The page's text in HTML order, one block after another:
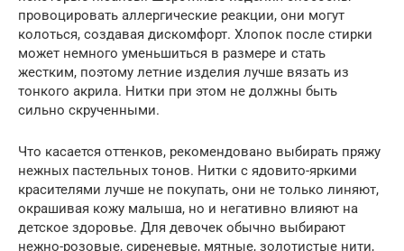
провоцировать аллергические реакции, они могут
колоться, создавая дискомфорт. Хлопок после стирки
может немного уменьшиться в размере и стать
жестким, поэтому летние изделия лучше вязать из
тонкого акрила. Нитки при этом не должны быть
сильно скрученными.
Что касается оттенков, рекомендовано выбирать пряжу
нежных пастельных тонов. Нитки с ядовито-яркими
красителями лучше не покупать, они не только линяют,
окрашивая кожу малыша, но и негативно влияют на
детское здоровье. Для девочек обычно выбирают
нежно-розовые, сиреневые, мятные, золотистые нити,